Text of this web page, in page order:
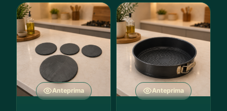
Anteprima Anteprima